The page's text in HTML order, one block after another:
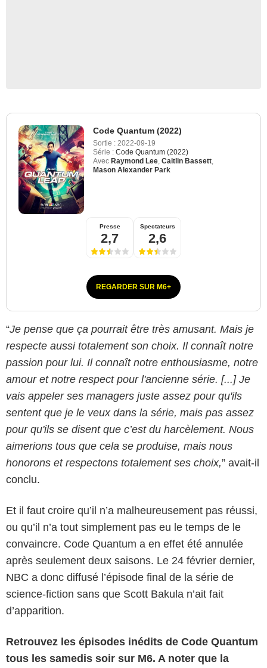
Code Quantum (2022)
Sortie : 2022-09-19
Série : Code Quantum (2022)
Avec Raymond Lee Caitlin Bassett
Mason Alexander Park
Presse
2,7
Spectateurs
2,6
REGARDER SUR M6+
“Je pense que ça pourrait être très amusant. Mais je
respecte aussi totalement son choix. Il connaît notre
passion pour lui. Il connaît notre enthousiasme, notre
amour et notre respect pour l'ancienne série. [...] Je
vais appeler ses managers juste assez pour qu'ils
sentent que je le veux dans la série, mais pas assez
pour qu'ils se disent que c’est du harcèlement. Nous
aimerions tous que cela se produise, mais nous
honorons et respectons totalement ses choix,” avait-il
conclu.
Et il faut croire qu’il n’a malheureusement pas réussi,
ou qu’il n’a tout simplement pas eu le temps de le
convaincre. Code Quantum a en effet été annulée
après seulement deux saisons. Le 24 février dernier,
NBC a donc diffusé l’épisode final de la série de
science-fiction sans que Scott Bakula n’ait fait
d’apparition.
Retrouvez les épisodes inédits de Code Quantum
tous les samedis soir sur M6. A noter que la